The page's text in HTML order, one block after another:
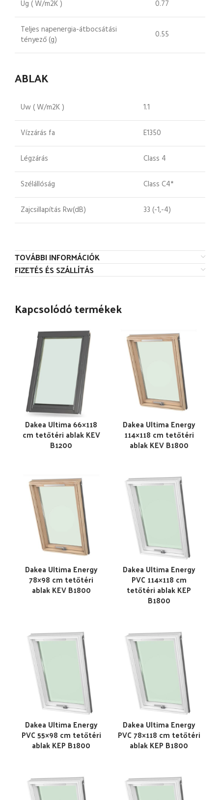
Ug ( W/m2K ) 0.77
Teljes napenergia-átbocsátási
tényező (g)
0.55
ABLAK
Uw ( W/m2K ) 1.1
Vízzárás fa E1350
Légzárás Class 4
Szélállóság Class C4*
Zajcsillapítás Rw(dB) 33 (-1,-4)
TOVÁBBI INFORMÁCIÓK
FIZETÉS ÉS SZÁLLÍTÁS
Kapcsolódó termékek
Dakea Ultima 66×118
cm tetőtéri ablak KEV
B1200
Dakea Ultima Energy
114×118 cm tetőtéri
ablak KEV B1800
Dakea Ultima Energy
78×98 cm tetőtéri
ablak KEV B1800
Dakea Ultima Energy
PVC 114×118 cm
tetőtéri ablak KEP
B1800
Dakea Ultima Energy
PVC 55×98 cm tetőtéri
ablak KEP B1800
Dakea Ultima Energy
PVC 78×118 cm tetőtéri
ablak KEP B1800